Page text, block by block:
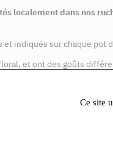
localement dans nos
indiqués sur chaque pot
et ont des goûts
environnante
Ce site